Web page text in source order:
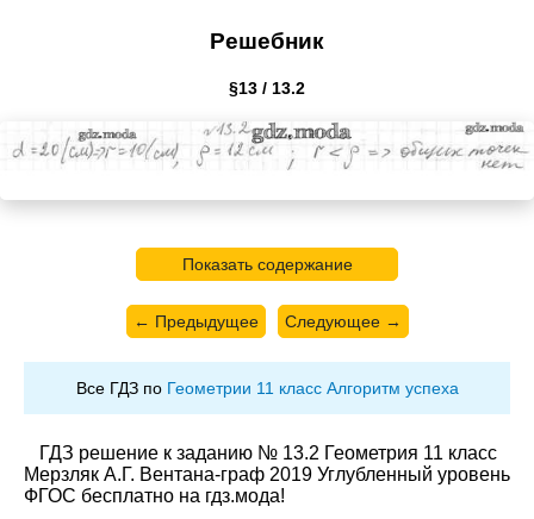
Решебник
§13 / 13.2
Показать содержание
← Предыдущее Следующее →
Все ГДЗ по Геометрии 11 класс Алгоритм успеха
ГДЗ решение к заданию № 13.2 Геометрия 11 класс
Мерзляк А.Г. Вентана-граф 2019 Углубленный уровень
ФГОС бесплатно на гдз.мода!